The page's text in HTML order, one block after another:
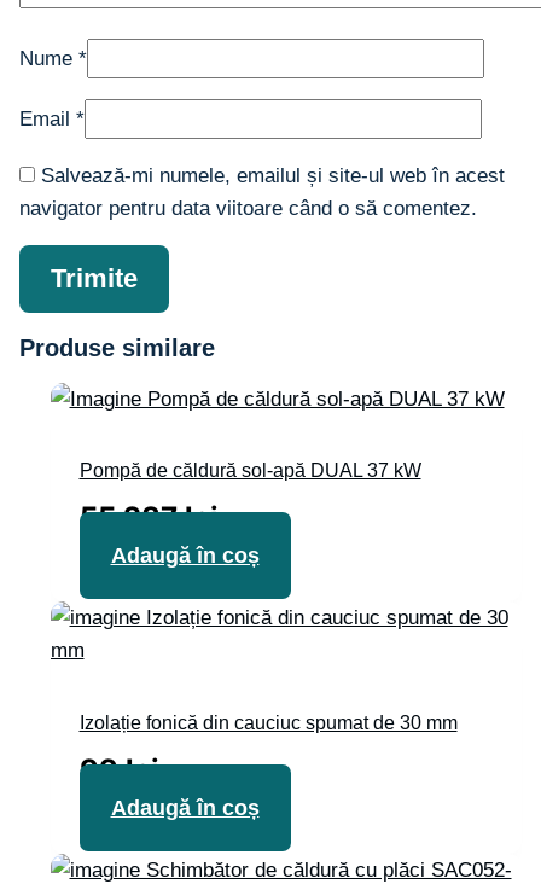
Nume *
Email *
Salvează-mi numele, emailul și site-ul web în acest
navigator pentru data viitoare când o să comentez.
Produse similare
Pompă de căldură sol-apă DUAL 37 kW
55 287lei
Adaugă în coș
Izolație fonică din cauciuc spumat de 30 mm
99lei
Adaugă în coș